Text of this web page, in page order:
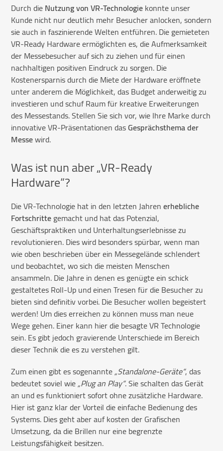
Durch dieNutzung von VR-Technologiekonnte unser
Kunde nicht nur deutlich mehr Besucher anlocken, sondern
sie auch in faszinierende Welten entführen. Die gemieteten
VR-Ready Hardware ermöglichten es, die Aufmerksamkeit
der Messebesucher auf sich zu ziehen und für einen
nachhaltigen positiven Eindruck zu sorgen. Die
Kostenersparnis durch die Miete der Hardware eröffnete
unter anderem die Möglichkeit, das Budget anderweitig zu
investieren und schuf Raum für kreative Erweiterungen
des Messestands. Stellen Sie sich vor, wie Ihre Marke durch
innovative VR-Präsentationen dasGesprächsthema der
Messewird.
Was ist nun aber „VR-Ready
Hardware“?
Die VR-Technologie hat in den letzten Jahrenerhebliche
Fortschrittegemacht und hat das Potenzial,
Geschäftspraktiken und Unterhaltungserlebnisse zu
revolutionieren. Dies wird besonders spürbar, wenn man
wie oben beschrieben über ein Messegelände schlendert
und beobachtet, wo sich die meisten Menschen
ansammeln. Die Jahre in denen es genügte ein schick
gestaltetes Roll-Up und einen Tresen für die Besucher zu
bieten sind definitiv vorbei. Die Besucher wollen begeistert
werden! Um dies erreichen zu können muss man neue
Wege gehen. Einer kann hier die besagte VR Technologie
sein. Es gibt jedoch gravierende Unterschiede im Bereich
dieser Technik die es zu verstehen gilt.
Zum einen gibt es sogenannte„Standalone-Geräte“, das
bedeutet soviel wie„Plug an Play“. Sie schalten das Gerät
an und es funktioniert sofort ohne zusätzliche Hardware.
Hier ist ganz klar der Vorteil die einfache Bedienung des
Systems. Dies geht aber auf kosten der Grafischen
Umsetzung, da die Brillen nur eine begrenzte
Leistungsfähigkeit besitzen.